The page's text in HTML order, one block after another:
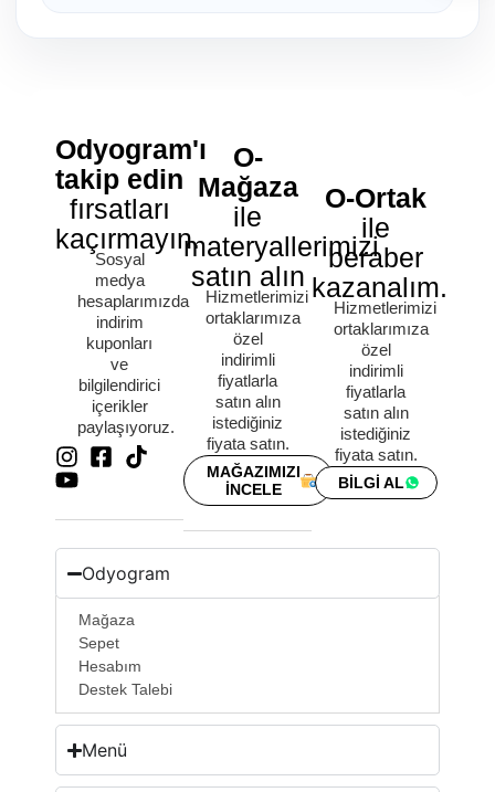
Odyogram'ı
takip edin
fırsatları
kaçırmayın.
Sosyal
medya
hesaplarımızda
indirim
kuponları
ve
bilgilendirici
içerikler
paylaşıyoruz.
O-
Mağaza
ile
materyallerimizi
satın alın
Hizmetlerimizi
ortaklarımıza
özel
indirimli
fiyatlarla
satın alın
istediğiniz
fiyata satın.
MAĞAZIMIZI
İNCELE
O-Ortak
ile
beraber
kazanalım.
Hizmetlerimizi
ortaklarımıza
özel
indirimli
fiyatlarla
satın alın
istediğiniz
fiyata satın.
BİLGİ AL
Odyogram
Mağaza
Sepet
Hesabım
Destek Talebi
Menü